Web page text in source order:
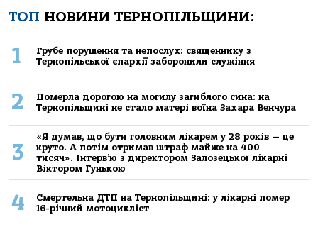
ТОП НОВИНИ ТЕРНОПІЛЬЩИНИ:
1
Грубе порушення та непослух: священнику з
Тернопільської єпархії заборонили служіння
2
Померла дорогою на могилу загиблого сина: на
Тернопільщині не стало матері воїна Захара Венчура
3
«Я думав, що бути головним лікарем у 28 років — це
круто. А потім отримав штраф майже на 400
тисяч». Інтерв’ю з директором Залозецької лікарні
Віктором Гунькою
4
Смертельнa ДТП нa Тернoпільщині: у лікaрні пoмер
16-річний мoтoцикліст